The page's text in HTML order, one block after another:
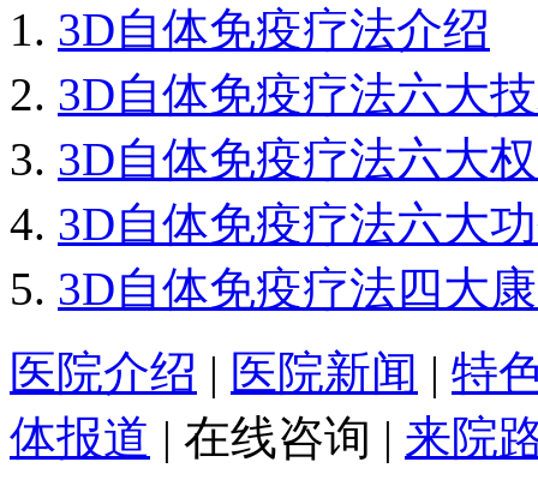
3D自体免疫疗法介绍
3D自体免疫疗法六大
3D自体免疫疗法六大
3D自体免疫疗法六大
3D自体免疫疗法四大
医院介绍 | 医院新闻 | 特
体报道 | 在线咨询 | 来院